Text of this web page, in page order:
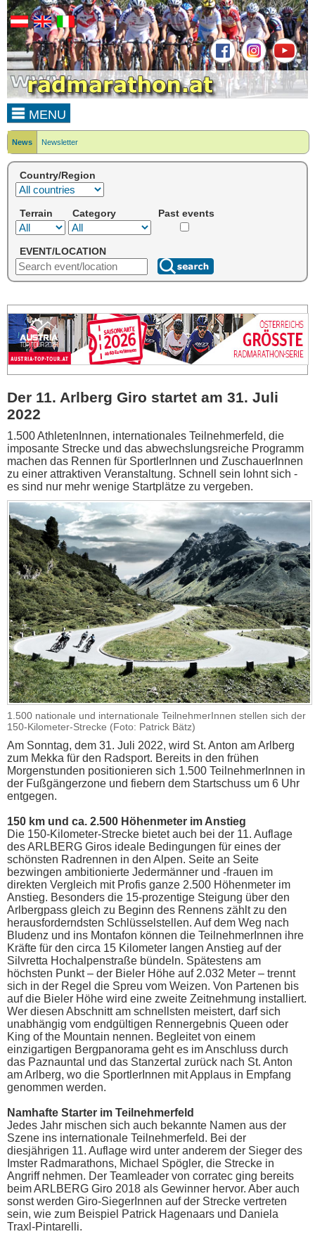
MENU
News Newsletter
Country/Region
Terrain Category Past events
EVENT/LOCATION
Der 11. Arlberg Giro startet am 31. Juli
2022
1.500 AthletenInnen, internationales Teilnehmerfeld, die
imposante Strecke und das abwechslungsreiche Programm
machen das Rennen für SportlerInnen und ZuschauerInnen
zu einer attraktiven Veranstaltung. Schnell sein lohnt sich -
es sind nur mehr wenige Startplätze zu vergeben.
1.500 nationale und internationale TeilnehmerInnen stellen sich der
150-Kilometer-Strecke (Foto: Patrick Bätz)
Am Sonntag, dem 31. Juli 2022, wird St. Anton am Arlberg
zum Mekka für den Radsport. Bereits in den frühen
Morgenstunden positionieren sich 1.500 TeilnehmerInnen in
der Fußgängerzone und fiebern dem Startschuss um 6 Uhr
entgegen.
150 km und ca. 2.500 Höhenmeter im Anstieg
Die 150-Kilometer-Strecke bietet auch bei der 11. Auflage
des ARLBERG Giros ideale Bedingungen für eines der
schönsten Radrennen in den Alpen. Seite an Seite
bezwingen ambitionierte Jedermänner und -frauen im
direkten Vergleich mit Profis ganze 2.500 Höhenmeter im
Anstieg. Besonders die 15-prozentige Steigung über den
Arlbergpass gleich zu Beginn des Rennens zählt zu den
herausforderndsten Schlüsselstellen. Auf dem Weg nach
Bludenz und ins Montafon können die TeilnehmerInnen ihre
Kräfte für den circa 15 Kilometer langen Anstieg auf der
Silvretta Hochalpenstraße bündeln. Spätestens am
höchsten Punkt – der Bieler Höhe auf 2.032 Meter – trennt
sich in der Regel die Spreu vom Weizen. Von Partenen bis
auf die Bieler Höhe wird eine zweite Zeitnehmung installiert.
Wer diesen Abschnitt am schnellsten meistert, darf sich
unabhängig vom endgültigen Rennergebnis Queen oder
King of the Mountain nennen. Begleitet von einem
einzigartigen Bergpanorama geht es im Anschluss durch
das Paznauntal und das Stanzertal zurück nach St. Anton
am Arlberg, wo die SportlerInnen mit Applaus in Empfang
genommen werden.
Namhafte Starter im Teilnehmerfeld
Jedes Jahr mischen sich auch bekannte Namen aus der
Szene ins internationale Teilnehmerfeld. Bei der
diesjährigen 11. Auflage wird unter anderem der Sieger des
Imster Radmarathons, Michael Spögler, die Strecke in
Angriff nehmen. Der Teamleader von corratec ging bereits
beim ARLBERG Giro 2018 als Gewinner hervor. Aber auch
sonst werden Giro-SiegerInnen auf der Strecke vertreten
sein, wie zum Beispiel Patrick Hagenaars und Daniela
Traxl-Pintarelli.